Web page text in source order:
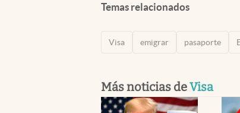
Temas relacionados
Visa emigrar pasaporte
Más noticias deVisa